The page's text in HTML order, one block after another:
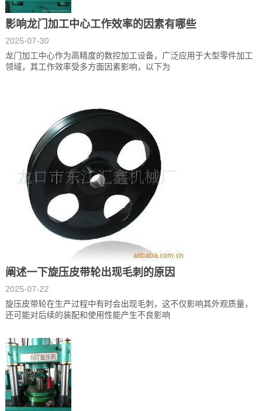
影响龙门加工中心工作效率的因素有哪些
2025-07-30
龙门加工中心作为高精度的数控加工设备，广泛应用于大型零件加工
领域，其工作效率受多方面因素影响，以下为
阐述一下旋压皮带轮出现毛刺的原因
2025-07-22
旋压皮带轮在生产过程中有时会出现毛刺，这不仅影响其外观质量，
还可能对后续的装配和使用性能产生不良影响